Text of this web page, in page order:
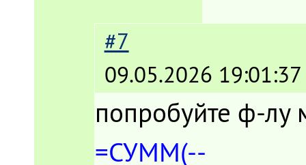
#7
09.05.2026 19:01:37
попробуйте ф-лу
=СУММ(--